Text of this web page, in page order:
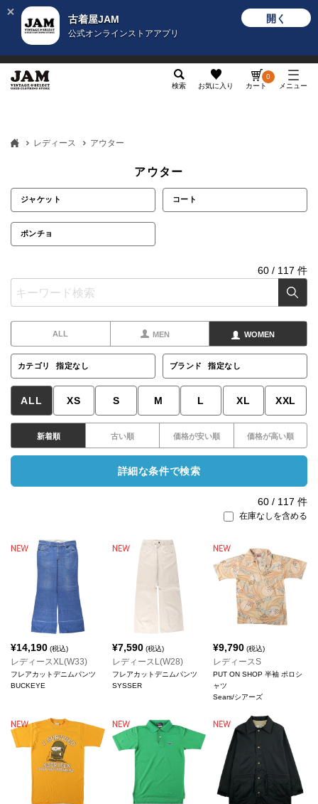
古着屋JAM
公式オンラインストアアプリ
開く
検索 お気に入り カート
0
メニュー
レディース アウター
アウター
ジャケット コート
ポンチョ
60 / 117 件
ALL MEN WOMEN
カテゴリ 指定なし ブランド 指定なし
ALL XS S M L XL XXL
新着順 古い順 価格が安い順 価格が高い順
詳細な条件で検索
60 / 117 件
在庫なしを含める
¥14,190 (税込)
レディースXL(W33)
フレアカットデニムパンツ
BUCKEYE
¥7,590(税込)
レディースL(W28)
フレアカットデニムパンツ
SYSSER
¥9,790 (税込)
レディースS
PUT ON SHOP 半袖 ポロシ
ャツ
Sears/シアーズ